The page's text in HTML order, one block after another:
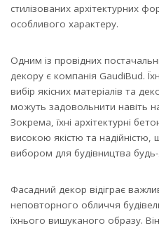
стилізованих архітектурних
особливого характеру.
Одним із провідних
декору є компанія GaudiBud.
вибір якісних матеріалів та
можуть задовольнити навіть
Зокрема, їхні архітектурні
високою якістю та надійністю,
вибором для будівництва будь-
Фасадний декор відіграє
неповторного обличчя
їхнього вишуканого образу.